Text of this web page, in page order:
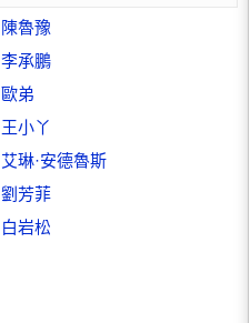
陳魯豫
李承鵬
歐弟
王小丫
艾琳·安德魯斯
劉芳菲
白岩松